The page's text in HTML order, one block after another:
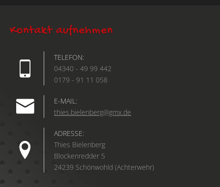
Kontakt aufnehmen
TELEFON:
04340 - 49 99 442
0179 - 91 11 058
E-MAIL:
thies.bielenberg@gmx.de
ADRESSE:
Thies Bielenberg
Blockenredder 5
24239 Schönwohld (Achterwehr)